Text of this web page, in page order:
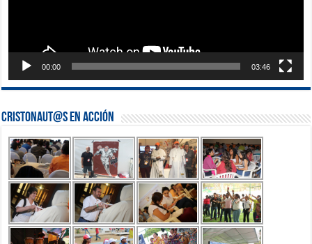
00:00 03:46
Cristonaut@s en Acción